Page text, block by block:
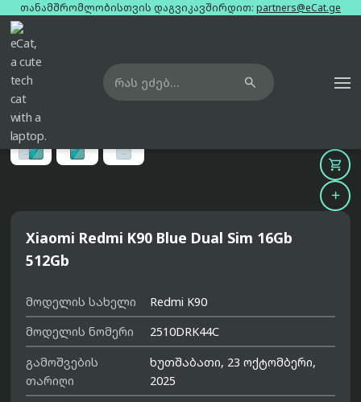
თანამშრომლობისთვის დაგვიკავშირდით: partners@eCat.ge

მთავარი ტელეფონები

Xiaomi Redmi K90 Blue Dual Sim 16Gb
512Gb
მოდელის სახელი
Redmi K90
მოდელის ნომერი
2510DRK44C
გამოშვების
თარიღი
ხუთშაბათი, 23 ოქტომბერი,
2025

